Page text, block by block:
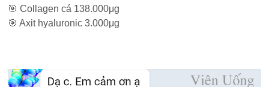
🎯 Collagen cá 138.000μg
🎯 Axit hyaluronic 3.000μg